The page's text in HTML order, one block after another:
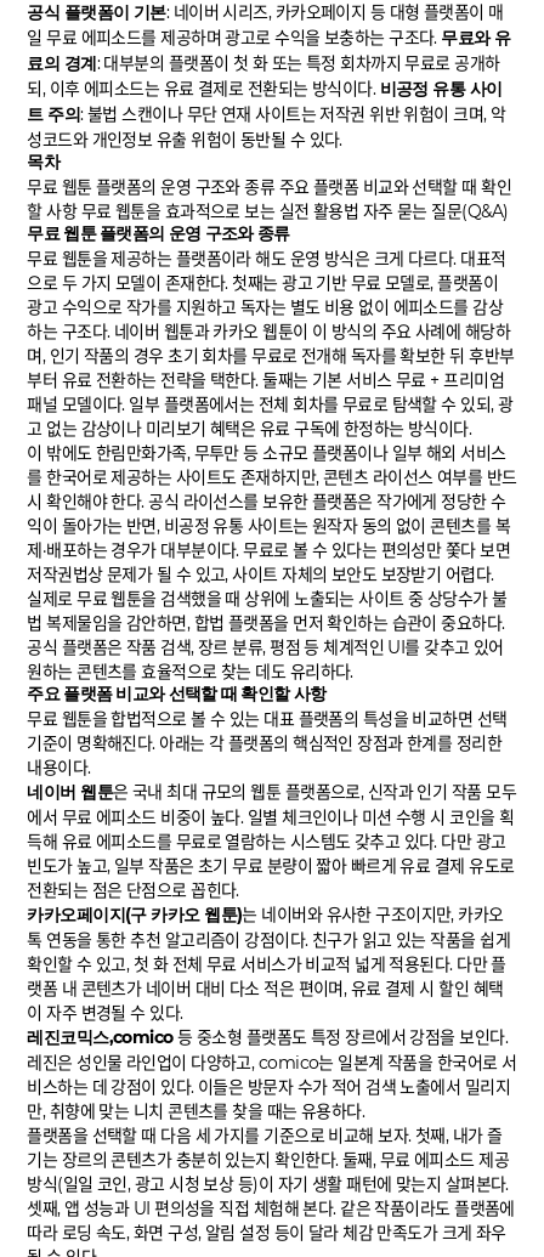
공식 플랫폼이 기본: 네이버 시리즈, 카카오페이지 등 대형 플랫폼이 매
일 무료 에피소드를 제공하며 광고로 수익을 보충하는 구조다. 무료와 유
료의 경계: 대부분의 플랫폼이 첫 화 또는 특정 회차까지 무료로 공개하
되, 이후 에피소드는 유료 결제로 전환되는 방식이다. 비공정 유통 사이
트 주의: 불법 스캔이나 무단 연재 사이트는 저작권 위반 위험이 크며, 악
성코드와 개인정보 유출 위험이 동반될 수 있다.
목차
무료 웹툰 플랫폼의 운영 구조와 종류 주요 플랫폼 비교와 선택할 때 확인
할 사항 무료 웹툰을 효과적으로 보는 실전 활용법 자주 묻는 질문(Q&A)
무료 웹툰 플랫폼의 운영 구조와 종류
무료 웹툰을 제공하는 플랫폼이라 해도 운영 방식은 크게 다르다. 대표적
으로 두 가지 모델이 존재한다. 첫째는 광고 기반 무료 모델로, 플랫폼이
광고 수익으로 작가를 지원하고 독자는 별도 비용 없이 에피소드를 감상
하는 구조다. 네이버 웹툰과 카카오 웹툰이 이 방식의 주요 사례에 해당하
며, 인기 작품의 경우 초기 회차를 무료로 전개해 독자를 확보한 뒤 후반부
부터 유료 전환하는 전략을 택한다. 둘째는 기본 서비스 무료 + 프리미엄
패널 모델이다. 일부 플랫폼에서는 전체 회차를 무료로 탐색할 수 있되, 광
고 없는 감상이나 미리보기 혜택은 유료 구독에 한정하는 방식이다.
이 밖에도 한림만화가족, 무투만 등 소규모 플랫폼이나 일부 해외 서비스
를 한국어로 제공하는 사이트도 존재하지만, 콘텐츠 라이선스 여부를 반드
시 확인해야 한다. 공식 라이선스를 보유한 플랫폼은 작가에게 정당한 수
익이 돌아가는 반면, 비공정 유통 사이트는 원작자 동의 없이 콘텐츠를 복
제·배포하는 경우가 대부분이다. 무료로 볼 수 있다는 편의성만 쫓다 보면
저작권법상 문제가 될 수 있고, 사이트 자체의 보안도 보장받기 어렵다.
실제로 무료 웹툰을 검색했을 때 상위에 노출되는 사이트 중 상당수가 불
법 복제물임을 감안하면, 합법 플랫폼을 먼저 확인하는 습관이 중요하다.
공식 플랫폼은 작품 검색, 장르 분류, 평점 등 체계적인 UI를 갖추고 있어
원하는 콘텐츠를 효율적으로 찾는 데도 유리하다.
주요 플랫폼 비교와 선택할 때 확인할 사항
무료 웹툰을 합법적으로 볼 수 있는 대표 플랫폼의 특성을 비교하면 선택
기준이 명확해진다. 아래는 각 플랫폼의 핵심적인 장점과 한계를 정리한
내용이다.
네이버 웹툰은 국내 최대 규모의 웹툰 플랫폼으로, 신작과 인기 작품 모두
에서 무료 에피소드 비중이 높다. 일별 체크인이나 미션 수행 시 코인을 획
득해 유료 에피소드를 무료로 열람하는 시스템도 갖추고 있다. 다만 광고
빈도가 높고, 일부 작품은 초기 무료 분량이 짧아 빠르게 유료 결제 유도로
전환되는 점은 단점으로 꼽힌다.
카카오페이지(구 카카오 웹툰)는 네이버와 유사한 구조이지만, 카카오
톡 연동을 통한 추천 알고리즘이 강점이다. 친구가 읽고 있는 작품을 쉽게
확인할 수 있고, 첫 화 전체 무료 서비스가 비교적 넓게 적용된다. 다만 플
랫폼 내 콘텐츠가 네이버 대비 다소 적은 편이며, 유료 결제 시 할인 혜택
이 자주 변경될 수 있다.
레진코믹스,comico등 중소형 플랫폼도 특정 장르에서 강점을 보인다.
레진은 성인물 라인업이 다양하고, comico는 일본계 작품을 한국어로 서
비스하는 데 강점이 있다. 이들은 방문자 수가 적어 검색 노출에서 밀리지
만, 취향에 맞는 니치 콘텐츠를 찾을 때는 유용하다.
플랫폼을 선택할 때 다음 세 가지를 기준으로 비교해 보자. 첫째, 내가 즐
기는 장르의 콘텐츠가 충분히 있는지 확인한다. 둘째, 무료 에피소드 제공
방식(일일 코인, 광고 시청 보상 등)이 자기 생활 패턴에 맞는지 살펴본다.
셋째, 앱 성능과 UI 편의성을 직접 체험해 본다. 같은 작품이라도 플랫폼에
따라 로딩 속도, 화면 구성, 알림 설정 등이 달라 체감 만족도가 크게 좌우